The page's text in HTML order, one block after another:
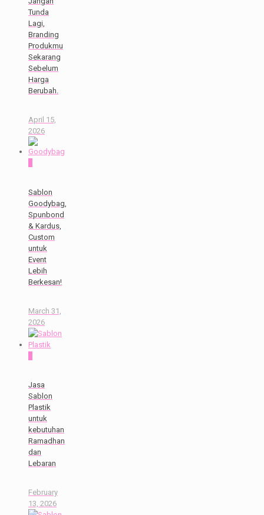
Tunda
Lagi,
Branding
Produkmu
Sekarang
Sebelum
Harga
Berubah.
April 15,
2026
Sablon
Goodybag,
Spunbond
& Kardus,
Custom
untuk
Event
Lebih
Berkesan!
March 31,
2026
Jasa
Sablon
Plastik
untuk
kebutuhan
Ramadhan
dan
Lebaran
February
13, 2026